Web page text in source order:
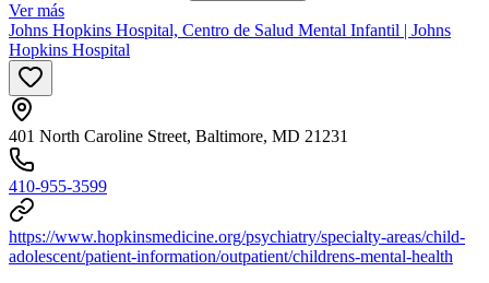
Ver más
Johns Hopkins Hospital, Centro de Salud Mental Infantil | Johns
Hopkins Hospital
401 North Caroline Street, Baltimore, MD 21231
410-955-3599
https://www.hopkinsmedicine.org/psychiatry/specialty-areas/child-
adolescent/patient-information/outpatient/childrens-mental-health